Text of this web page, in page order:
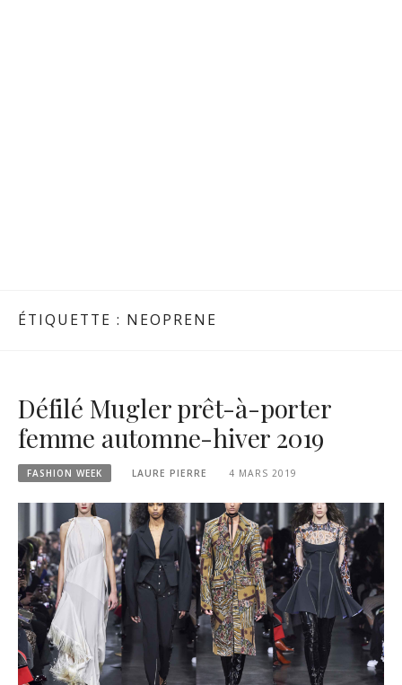
ÉTIQUETTE : NEOPRENE
Défilé Mugler prêt-à-porter
femme automne-hiver 2019
FASHION WEEK LAURE PIERRE 4 MARS 2019